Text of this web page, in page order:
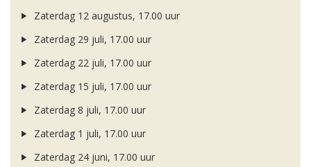
Zaterdag 12 augustus, 17.00 uur
Zaterdag 29 juli, 17.00 uur
Zaterdag 22 juli, 17.00 uur
Zaterdag 15 juli, 17.00 uur
Zaterdag 8 juli, 17.00 uur
Zaterdag 1 juli, 17.00 uur
Zaterdag 24 juni, 17.00 uur